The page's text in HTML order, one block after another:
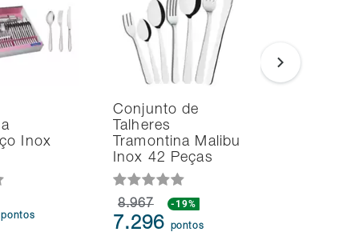
Inox
pontos
Conjunto de
Talheres
Tramontina Malibu
Inox 42 Peças
8.967 -19%
7.296 pontos